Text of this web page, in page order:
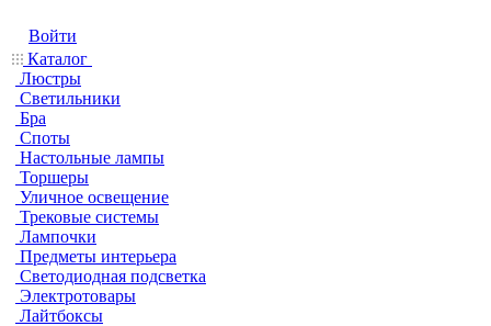
Войти
Каталог
Люстры
Светильники
Бра
Споты
Настольные лампы
Торшеры
Уличное освещение
Трековые системы
Лампочки
Предметы интерьера
Светодиодная подсветка
Электротовары
Лайтбоксы